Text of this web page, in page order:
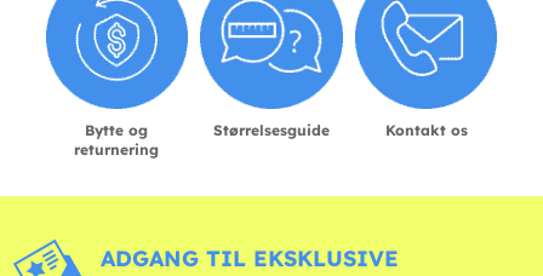
Bytte og
returnering
Størrelsesguide Kontakt os
ADGANG TIL EKSKLUSIVE